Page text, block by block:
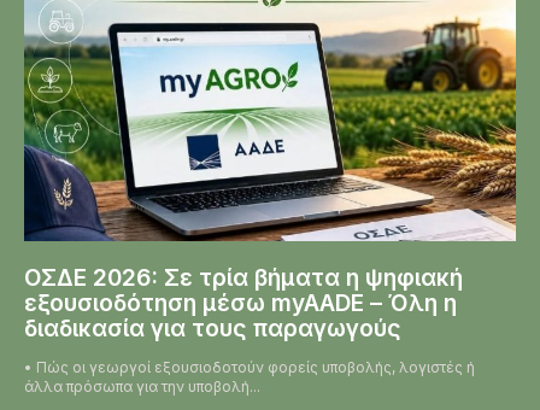
ΟΣΔΕ 2026: Σε τρία βήματα η ψηφιακή
εξουσιοδότηση μέσω myAADE – Όλη η
διαδικασία για τους παραγωγούς
• Πώς οι γεωργοί εξουσιοδοτούν φορείς υποβολής, λογιστές ή
άλλα πρόσωπα για την υποβολή...